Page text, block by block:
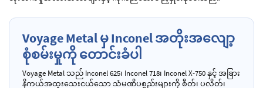
Voyage Metal မှ Inconel အတိုးအလျော့
စုံစမ်းမှုကို တောင်းခံပါ
Voyage Metal သည် Inconel 625၊ Inconel 718၊ Inconel X-750 နှင့် အခြား
နိကယ်အထူးသေးငယ်သော သံမဏိပစ္စည်းများကို စီတ်၊ ပလိတ်၊